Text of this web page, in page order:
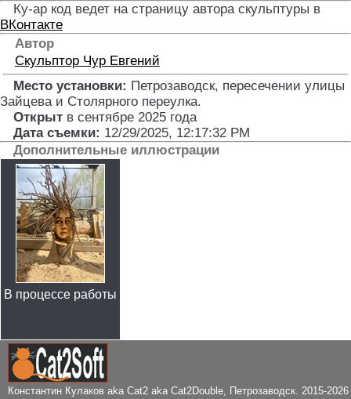
Ку-ар код ведет на страницу автора скульптуры в
ВКонтакте
Автор
Скульптор Чур Евгений
Место установки: Петрозаводск, пересечении улицы
Зайцева и Столярного переулка.
Открыт в сентябре 2025 года
Дата съемки: 12/29/2025, 12:17:32 PM
Дополнительные иллюстрации
В процессе работы
Константин Кулаков aka Cat2 aka Cat2Double, Петрозаводск. 2015-2026